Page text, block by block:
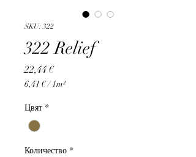
SKU: 322
322 Relief
22,44 €Цена
6,41 €/1m²
на
Квадратен
Цвят *
Количество *